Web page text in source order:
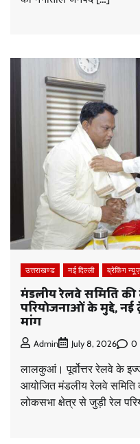
उत्तराखण्ड नई दिल्ली ब्रेकिंग
मंडलीय रेलवे समिति की
परियोजनाओं के मुद्दे, नई
मांग
Admin July 8, 2026 0
लालकुआं। पूर्वोत्तर रेलवे के
आयोजित मंडलीय रेलवे
लोकसभा क्षेत्र से जुड़ी रेल